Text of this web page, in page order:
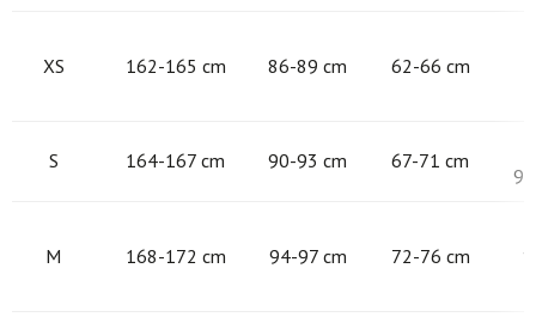
XS 162-165 cm 86-89 cm 62-66 cm
S 164-167 cm 90-93 cm 67-71 cm
M 168-172 cm 94-97 cm 72-76 cm